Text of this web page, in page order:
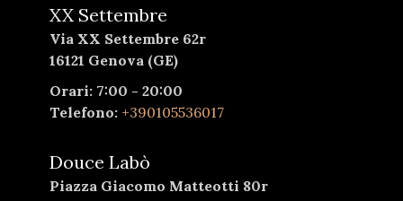
XX Settembre
Via XX Settembre 62r
16121 Genova (GE)
Orari: 7:00 - 20:00
Telefono: +390105536017
Douce Labò
Piazza Giacomo Matteotti 80r